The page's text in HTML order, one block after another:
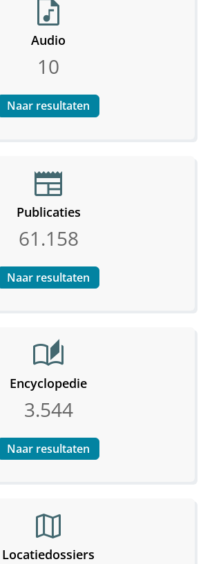
audio_file
Audio
10
Naar resultaten
newspaper
Publicaties
61.158
Naar resultaten
auto_stories
Encyclopedie
3.544
Naar resultaten
map
Locatiedossiers